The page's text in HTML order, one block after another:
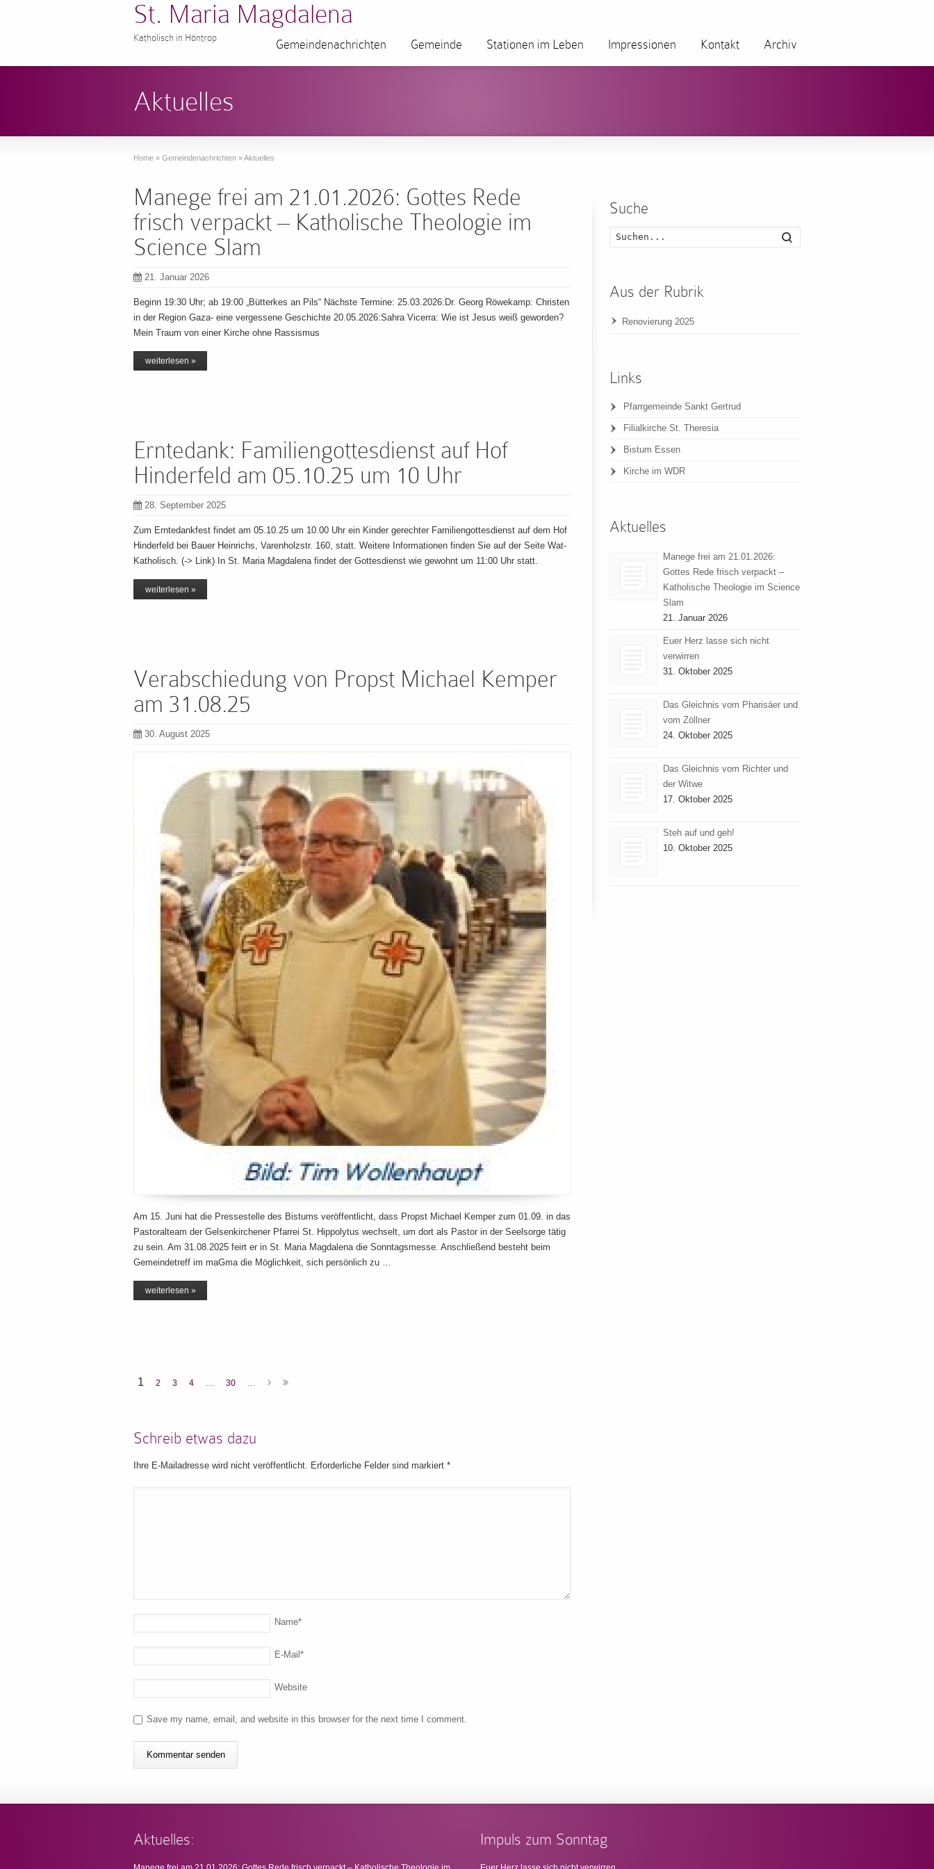
St. Maria Magdalena
Katholisch in Höntrop Gemeindenachrichten Gemeinde Stationen im Leben Impressionen Kontakt Archiv
Aktuelles
Home » Gemeindenachrichten »Aktuelles
Manege frei am 21.01.2026: Gottes Rede
frisch verpackt – Katholische Theologie im
Science Slam
21. Januar 2026
Beginn 19:30 Uhr; ab 19:00 „Bütterkes an Pils“ Nächste Termine: 25.03.2026:Dr. Georg Röwekamp: Christen
in der Region Gaza- eine vergessene Geschichte 20.05.2026:Sahra Vicerra: Wie ist Jesus weiß geworden?
Mein Traum von einer Kirche ohne Rassismus
weiterlesen »
Erntedank: Familiengottesdienst auf Hof
Hinderfeld am 05.10.25 um 10 Uhr
28. September 2025
Zum Erntedankfest findet am 05.10.25 um 10.00 Uhr ein Kinder gerechter Familiengottesdienst auf dem Hof
Hinderfeld bei Bauer Heinrichs, Varenholzstr. 160, statt. Weitere Informationen finden Sie auf der Seite Wat-
Katholisch. (-> Link) In St. Maria Magdalena findet der Gottesdienst wie gewohnt um 11:00 Uhr statt.
weiterlesen »
Verabschiedung von Propst Michael Kemper
am 31.08.25
30. August 2025
Am 15. Juni hat die Pressestelle des Bistums veröffentlicht, dass Propst Michael Kemper zum 01.09. in das
Pastoralteam der Gelsenkirchener Pfarrei St. Hippolytus wechselt, um dort als Pastor in der Seelsorge tätig
zu sein. Am 31.08.2025 feirt er in St. Maria Magdalena die Sonntagsmesse. Anschließend besteht beim
Gemeindetreff im maGma die Möglichkeit, sich persönlich zu …
weiterlesen »
1 2 3 4 ... 30 ...
Schreib etwas dazu
Ihre E-Mailadresse wird nicht veröffentlicht. Erforderliche Felder sind markiert *
Name*
E-Mail *
Website
Save my name, email, and website in this browser for the next time I comment.
Suche
Aus der Rubrik
Renovierung 2025
Links
Pfarrgemeinde Sankt Gertrud
Filialkirche St. Theresia
Bistum Essen
Kirche im WDR
Aktuelles
Manege frei am 21.01.2026:
Gottes Rede frisch verpackt –
Katholische Theologie im Science
Slam
21. Januar 2026
Euer Herz lasse sich nicht
verwirren
31. Oktober 2025
Das Gleichnis vom Pharisäer und
vom Zöllner
24. Oktober 2025
Das Gleichnis vom Richter und
der Witwe
17. Oktober 2025
Steh auf und geh!
10. Oktober 2025
Aktuelles: Impuls zum Sonntag